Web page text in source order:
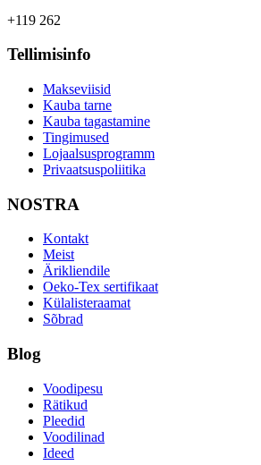
+119 262
Tellimisinfo
Makseviisid
Kauba tarne
Kauba tagastamine
Tingimused
Lojaalsusprogramm
Privaatsuspoliitika
NOSTRA
Kontakt
Meist
Ärikliendile
Oeko-Tex sertifikaat
Külalisteraamat
Sõbrad
Blog
Voodipesu
Rätikud
Pleedid
Voodilinad
Ideed